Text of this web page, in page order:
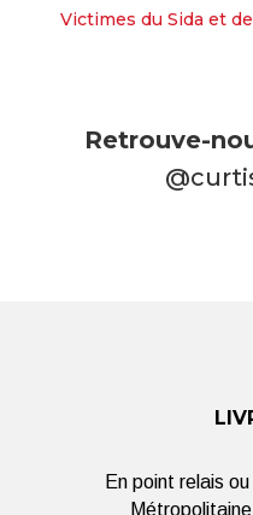
Victimes du Sida et
Retrouve-
En point relais